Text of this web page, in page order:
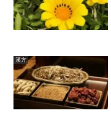
漢方